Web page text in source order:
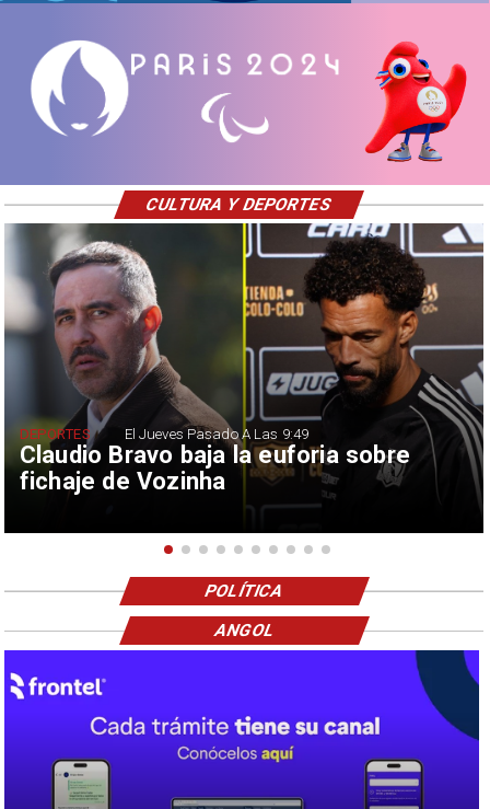
Claudio Bravo baja la euforia sobre
fichaje de Vozinha
DEPORTES El Jueves Pasado A Las 9:49
CULTURA Y DEPORTES
POLÍTICA
ANGOL